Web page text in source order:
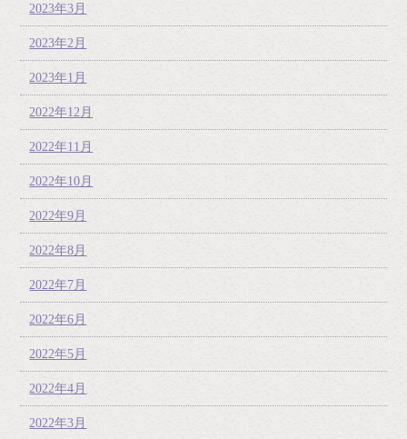
2023年3月
2023年2月
2023年1月
2022年12月
2022年11月
2022年10月
2022年9月
2022年8月
2022年7月
2022年6月
2022年5月
2022年4月
2022年3月